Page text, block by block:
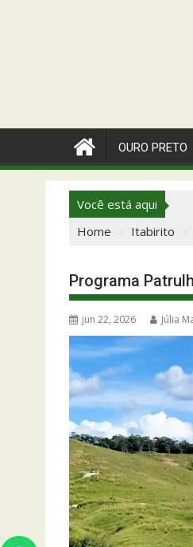
OURO PRETO
Você está aqui
Home
Itabirito
Programa
jun 22, 2026 Júlia